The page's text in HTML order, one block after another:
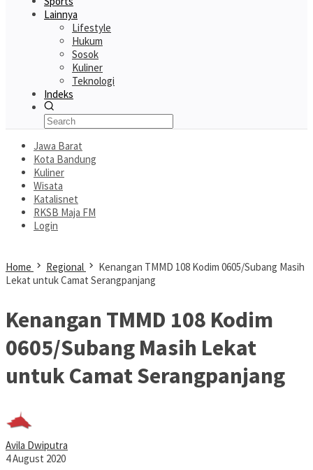
Lainnya
Lifestyle
Hukum
Sosok
Kuliner
Teknologi
Indeks
Jawa Barat
Kota Bandung
Kuliner
Wisata
Katalisnet
RKSB Maja FM
Login
Home Regional
Kenangan TMMD 108 Kodim 0605/Subang Masih
Lekat untuk Camat Serangpanjang
Kenangan TMMD 108 Kodim
0605/Subang Masih Lekat
untuk Camat Serangpanjang
Avila Dwiputra
4 August 2020